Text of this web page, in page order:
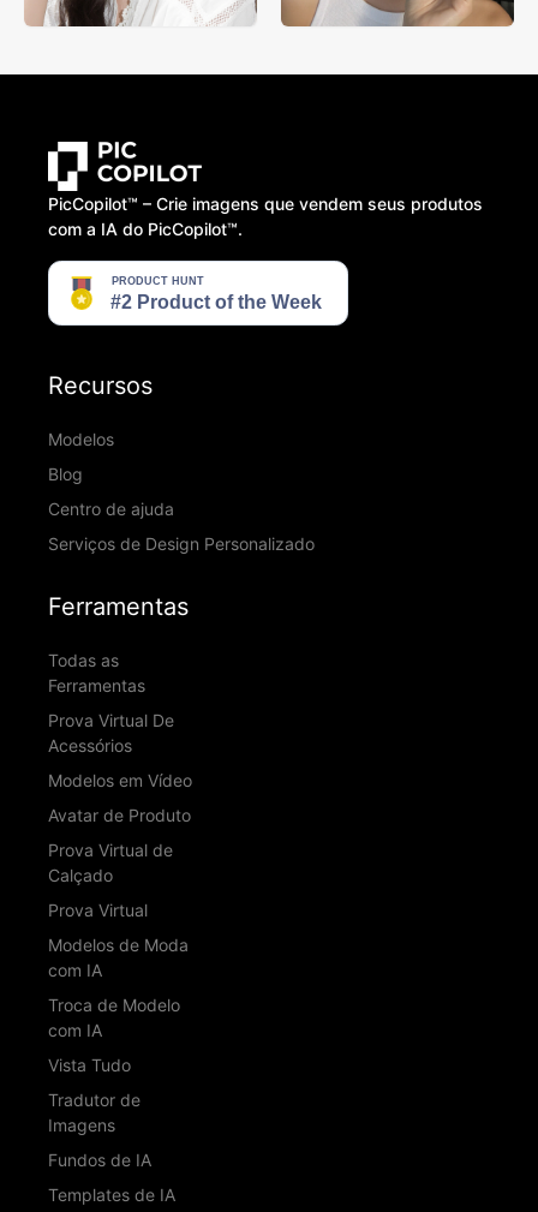
PicCopilot™️ – Crie imagens que vendem seus produtos
com a IA do PicCopilot™️.
Recursos
Modelos
Blog
Centro de ajuda
Serviços de Design Personalizado
Ferramentas
Todas as
Ferramentas
Prova Virtual De
Acessórios
Modelos em Vídeo
Avatar de Produto
Prova Virtual de
Calçado
Prova Virtual
Modelos de Moda
com IA
Troca de Modelo
com IA
Vista Tudo
Tradutor de
Imagens
Fundos de IA
Templates de IA